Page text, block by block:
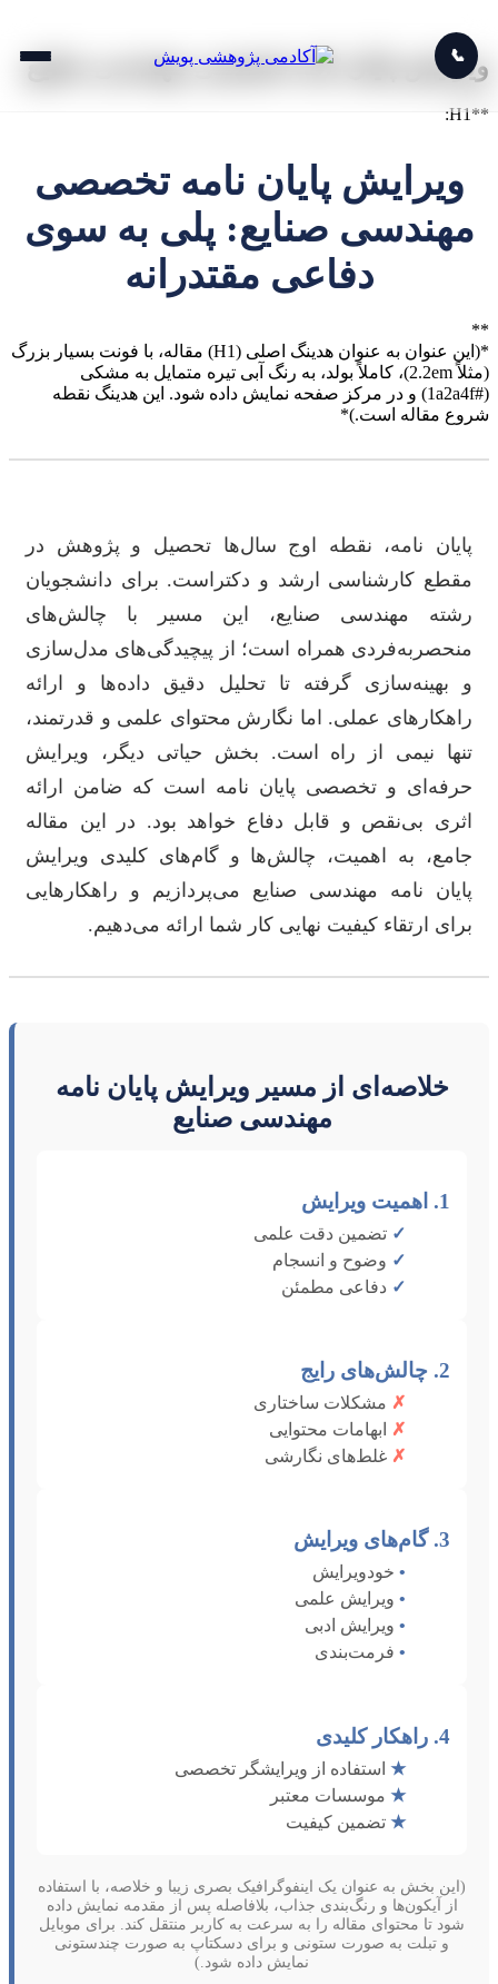
📞
ویرایش پایان نامه تخصصی مهندسی صنایع
**H1:
ویرایش پایان نامه تخصصی
مهندسی صنایع: پلی به سوی
دفاعی مقتدرانه
**
*(این عنوان به عنوان هدینگ اصلی (H1) مقاله، با فونت بسیار بزرگ
(مثلاً 2.2em)، کاملاً بولد، به رنگ آبی تیره متمایل به مشکی
(#1a2a4f) و در مرکز صفحه نمایش داده شود. این هدینگ نقطه
شروع مقاله است.)*
پایان نامه، نقطه اوج سال‌ها تحصیل و پژوهش در
مقطع کارشناسی ارشد و دکتراست. برای دانشجویان
رشته مهندسی صنایع، این مسیر با چالش‌های
منحصربه‌فردی همراه است؛ از پیچیدگی‌های مدل‌سازی
و بهینه‌سازی گرفته تا تحلیل دقیق داده‌ها و ارائه
راهکارهای عملی. اما نگارش محتوای علمی و قدرتمند،
تنها نیمی از راه است. بخش حیاتی دیگر، ویرایش
حرفه‌ای و تخصصی پایان نامه است که ضامن ارائه
اثری بی‌نقص و قابل دفاع خواهد بود. در این مقاله
جامع، به اهمیت، چالش‌ها و گام‌های کلیدی ویرایش
پایان نامه مهندسی صنایع می‌پردازیم و راهکارهایی
برای ارتقاء کیفیت نهایی کار شما ارائه می‌دهیم.
خلاصه‌ای از مسیر ویرایش پایان نامه
مهندسی صنایع
1. اهمیت ویرایش
✓ تضمین دقت علمی
✓ وضوح و انسجام
✓ دفاعی مطمئن
2. چالش‌های رایج
✗ مشکلات ساختاری
✗
ابهامات محتوایی
✗ غلط‌های نگارشی
3. گام‌های ویرایش
• خودویرایش
• ویرایش علمی
• ویرایش ادبی
• فرمت‌بندی
4. راهکار کلیدی
★ استفاده از ویرایشگر تخصصی
★ موسسات معتبر
★ تضمین کیفیت
(این بخش به عنوان یک اینفوگرافیک بصری زیبا و خلاصه، با استفاده
از آیکون‌ها و رنگ‌بندی جذاب، بلافاصله پس از مقدمه نمایش داده
شود تا محتوای مقاله را به سرعت به کاربر منتقل کند. برای موبایل
و تبلت به صورت ستونی و برای دسکتاپ به صورت چندستونی
نمایش داده شود.)